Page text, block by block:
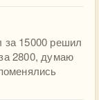
за 15000 решил
2800, думаю